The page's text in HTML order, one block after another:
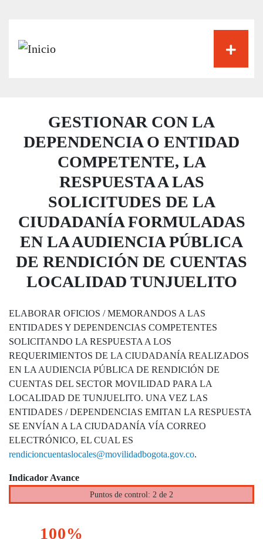
GESTIONAR CON LA
DEPENDENCIA O ENTIDAD
COMPETENTE, LA
RESPUESTA A LAS
SOLICITUDES DE LA
CIUDADANÍA FORMULADAS
EN LA AUDIENCIA PÚBLICA
DE RENDICIÓN DE CUENTAS
LOCALIDAD TUNJUELITO
ELABORAR OFICIOS / MEMORANDOS A LAS
ENTIDADES Y DEPENDENCIAS COMPETENTES
SOLICITANDO LA RESPUESTA A LOS
REQUERIMIENTOS DE LA CIUDADANÍA REALIZADOS
EN LA AUDIENCIA PÚBLICA DE RENDICIÓN DE
CUENTAS DEL SECTOR MOVILIDAD PARA LA
LOCALIDAD DE TUNJUELITO. UNA VEZ LAS
ENTIDADES / DEPENDENCIAS EMITAN LA RESPUESTA
SE ENVÍAN A LA CIUDADANÍA VÍA CORREO
ELECTRÓNICO, EL CUAL ES
rendicioncuentaslocales@movilidadbogota.gov.co.
Indicador Avance
Puntos de control: 2 de 2
100%